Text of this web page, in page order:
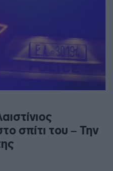
σπίτι του – Την